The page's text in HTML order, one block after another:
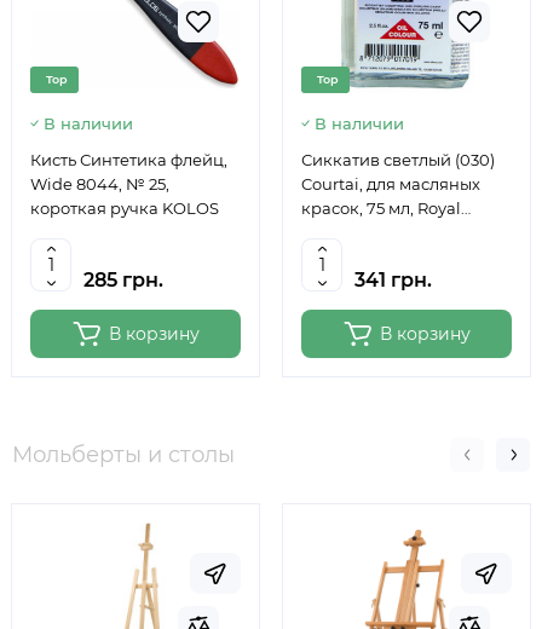
Top
В наличии
Кисть Синтетика флейц,
Wide 8044, № 25,
короткая ручка KOLOS
285 грн.
В корзину
Top
В наличии
Сиккатив светлый (030)
Courtai, для масляных
красок, 75 мл, Royal
341 грн.
В корзину
Мольберты и столы